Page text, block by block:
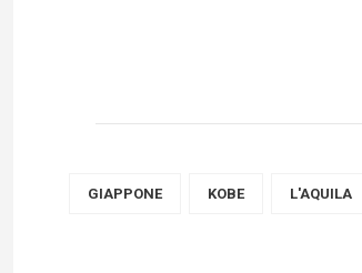
GIAPPONE KOBE L'AQUILA